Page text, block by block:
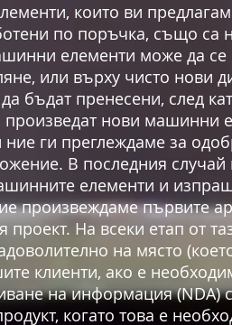
които ви
по поръчка, също са
елементи може да
или върху чисто нови
бъдат пренесени, след
произведат нови
ние ги преглеждаме за
В последния
елементи и
произвеждаме първите
проект. На всеки етап от
на място
клиенти, ако е
на информация
когато това е